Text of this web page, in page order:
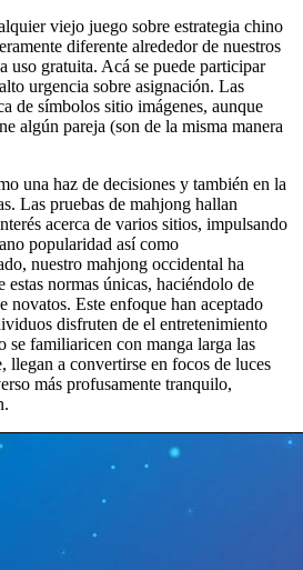
viejo juego sobre estrategia chino
diferente alrededor de nuestros
uso gratuita. Acá se puede participar
urgencia sobre asignación. Las
de símbolos sitio imágenes, aunque
algún pareja (son de la misma manera
una haz de decisiones y también en la
Las pruebas de mahjong hallan
acerca de varios sitios, impulsando
popularidad así­ como
nuestro mahjong occidental ha
estas normas únicas, haciéndolo de
novatos. Este enfoque han aceptado
disfruten de el entretenimiento
se familiaricen con manga larga las
llegan a convertirse en focos de luces
más profusamente tranquilo,